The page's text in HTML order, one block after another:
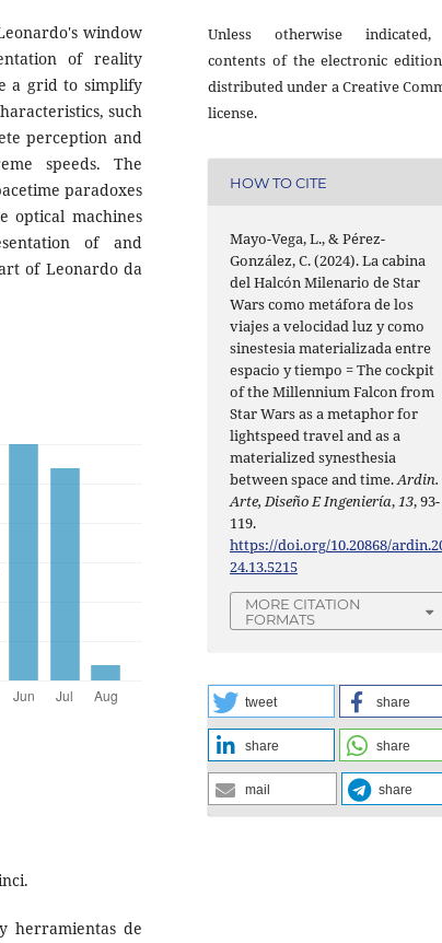
window
of reality
a grid to simplify
such
perception and
speeds. The
paradoxes
optical machines
of and
of Leonardo da
herramientas de
Unless otherwise
contents of the electronic
distributed under a Creative
license.
HOW TO CITE
Mayo-Vega, L., & Pérez-
González, C. (2024). La cabina
del Halcón Milenario de Star
Wars como metáfora de los
viajes a velocidad luz y como
sinestesia materializada entre
espacio y tiempo = The cockpit
of the Millennium Falcon from
Star Wars as a metaphor for
lightspeed travel and as a
materialized synesthesia
between space and time.Ardin.
Arte, Diseño E Ingeniería,13, 93-
119.
https://doi.org/10.20868/
24.13.5215
MORE CITATION
FORMATS
tweet share
share share
mail share